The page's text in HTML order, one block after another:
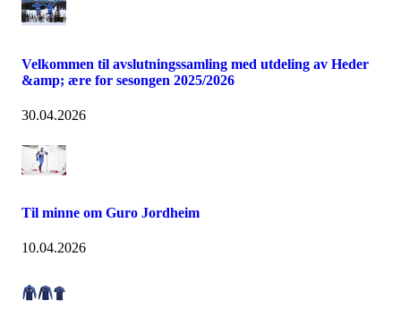
Velkommen til avslutningssamling med utdeling av Heder
&amp; ære for sesongen 2025/2026
30.04.2026
Til minne om Guro Jordheim
10.04.2026